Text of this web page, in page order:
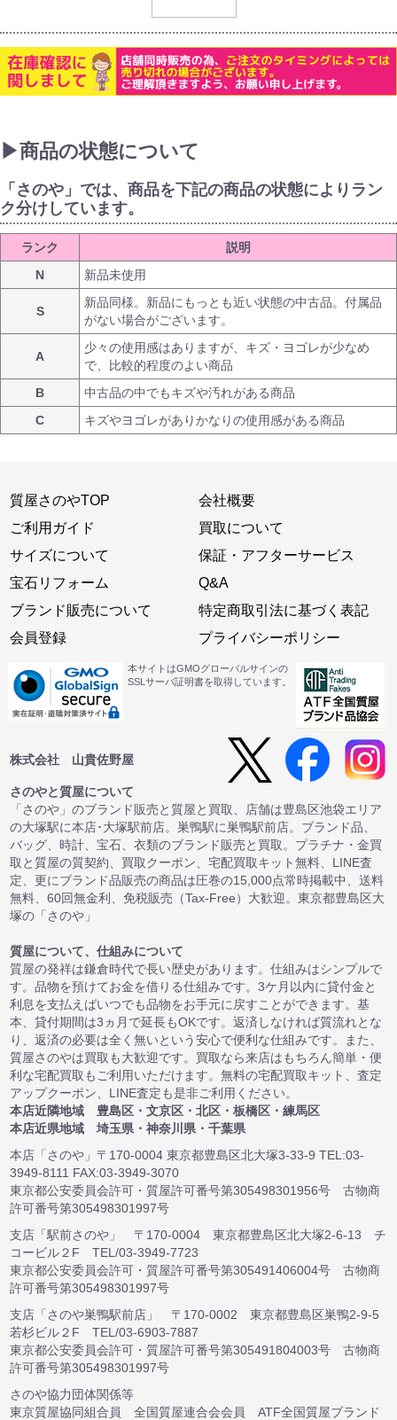
▶商品の状態について
「さのや」では、商品を下記の商品の状態によりラン
ク分けしています。
ランク
説明
N
新品未使用
S
新品同様。新品にもっとも近い状態の中古品。付属品
がない場合がございます。
A
少々の使用感はありますが、キズ・ヨゴレが少なめ
で、比較的程度のよい商品
B
中古品の中でもキズや汚れがある商品
C
キズやヨゴレがありかなりの使用感がある商品
質屋さのやTOP
ご利用ガイド
サイズについて
宝石リフォーム
ブランド販売について
会員登録
会社概要
買取について
保証・アフターサービス
Q&A
特定商取引法に基づく表記
プライバシーポリシー
本サイトはGMOグローバルサインの
SSLサーバ証明書を取得しています。
株式会社 山貴佐野屋
さのやと質屋について
「さのや」のブランド販売と質屋と買取、店舗は豊島区池袋エリア
の大塚駅に本店･大塚駅前店。巣鴨駅に巣鴨駅前店。ブランド品、
バッグ、時計、宝石、衣類のブランド販売と買取。プラチナ・金買
取と質屋の質契約、買取クーポン、宅配買取キット無料、LINE査
定、更にブランド品販売の商品は圧巻の15,000点常時掲載中、送料
無料、60回無金利、免税販売（Tax-Free）大歓迎。東京都豊島区大
塚の「さのや」
質屋について、仕組みについて
質屋の発祥は鎌倉時代で長い歴史があります。仕組みはシンプルで
す。品物を預けてお金を借りる仕組みです。3ケ月以内に貸付金と
利息を支払えばいつでも品物をお手元に戻すことができます。基
本、貸付期間は3ヵ月で延長もOKです。返済しなければ質流れとな
り、返済の必要は全く無いという安心で便利な仕組みです。また、
質屋さのやは買取も大歓迎です。買取なら来店はもちろん簡単・便
利な宅配買取もご利用いただけます。無料の宅配買取キット、査定
アップクーポン、LINE査定も是非ご利用ください。
本店近隣地域 豊島区・文京区・北区・板橋区・練馬区
本店近県地域 埼玉県・神奈川県・千葉県
本店「さのや」〒170-0004 東京都豊島区北大塚3-33-9 TEL:03-
3949-8111 FAX:03-3949-3070
東京都公安委員会許可・質屋許可番号第305498301956号 古物商
許可番号第305498301997号
支店「駅前さのや」 〒170-0004 東京都豊島区北大塚2-6-13 チ
コービル２F TEL/03-3949-7723
東京都公安委員会許可・質屋許可番号第305491406004号 古物商
許可番号第305498301997号
支店「さのや巣鴨駅前店」 〒170-0002 東京都豊島区巣鴨2-9-5
若杉ビル２F TEL/03-6903-7887
東京都公安委員会許可・質屋許可番号第305491804003号 古物商
許可番号第305498301997号
さのや協力団体関係等
東京質屋協同組合員 全国質屋連合会会員 ATF全国質屋ブランド